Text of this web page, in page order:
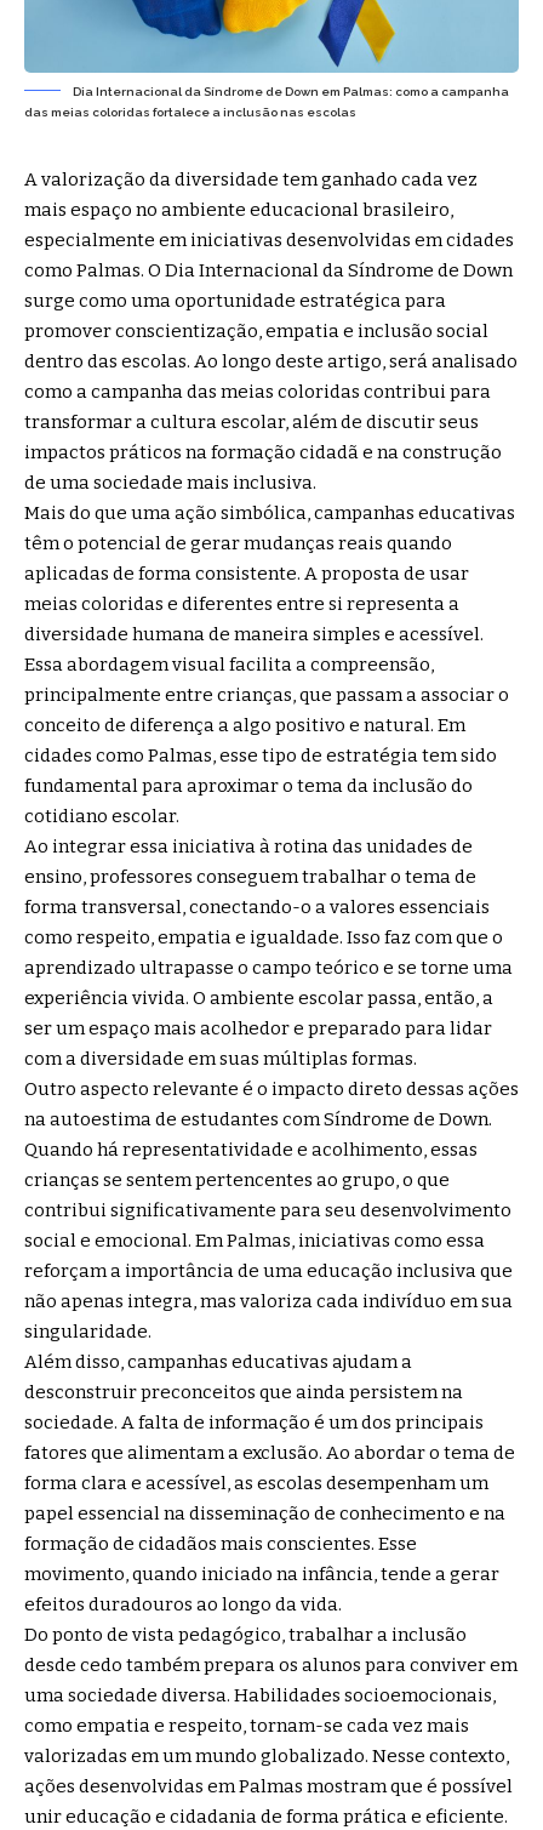
Dia Internacional da Síndrome de Down em Palmas: como a campanha
das meias coloridas fortalece a inclusão nas escolas
A valorização da diversidade tem ganhado cada vez
mais espaço no ambiente educacional brasileiro,
especialmente em iniciativas desenvolvidas em cidades
como Palmas. O Dia Internacional da Síndrome de Down
surge como uma oportunidade estratégica para
promover conscientização, empatia e inclusão social
dentro das escolas. Ao longo deste artigo, será analisado
como a campanha das meias coloridas contribui para
transformar a cultura escolar, além de discutir seus
impactos práticos na formação cidadã e na construção
de uma sociedade mais inclusiva.
Mais do que uma ação simbólica, campanhas educativas
têm o potencial de gerar mudanças reais quando
aplicadas de forma consistente. A proposta de usar
meias coloridas e diferentes entre si representa a
diversidade humana de maneira simples e acessível.
Essa abordagem visual facilita a compreensão,
principalmente entre crianças, que passam a associar o
conceito de diferença a algo positivo e natural. Em
cidades como Palmas, esse tipo de estratégia tem sido
fundamental para aproximar o tema da inclusão do
cotidiano escolar.
Ao integrar essa iniciativa à rotina das unidades de
ensino, professores conseguem trabalhar o tema de
forma transversal, conectando-o a valores essenciais
como respeito, empatia e igualdade. Isso faz com que o
aprendizado ultrapasse o campo teórico e se torne uma
experiência vivida. O ambiente escolar passa, então, a
ser um espaço mais acolhedor e preparado para lidar
com a diversidade em suas múltiplas formas.
Outro aspecto relevante é o impacto direto dessas ações
na autoestima de estudantes com Síndrome de Down.
Quando há representatividade e acolhimento, essas
crianças se sentem pertencentes ao grupo, o que
contribui significativamente para seu desenvolvimento
social e emocional. Em Palmas, iniciativas como essa
reforçam a importância de uma educação inclusiva que
não apenas integra, mas valoriza cada indivíduo em sua
singularidade.
Além disso, campanhas educativas ajudam a
desconstruir preconceitos que ainda persistem na
sociedade. A falta de informação é um dos principais
fatores que alimentam a exclusão. Ao abordar o tema de
forma clara e acessível, as escolas desempenham um
papel essencial na disseminação de conhecimento e na
formação de cidadãos mais conscientes. Esse
movimento, quando iniciado na infância, tende a gerar
efeitos duradouros ao longo da vida.
Do ponto de vista pedagógico, trabalhar a inclusão
desde cedo também prepara os alunos para conviver em
uma sociedade diversa. Habilidades socioemocionais,
como empatia e respeito, tornam-se cada vez mais
valorizadas em um mundo globalizado. Nesse contexto,
ações desenvolvidas em Palmas mostram que é possível
unir educação e cidadania de forma prática e eficiente.